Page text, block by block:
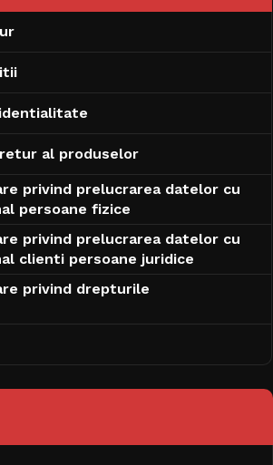
al produselor
privind prelucrarea datelor cu
persoane fizice
privind prelucrarea datelor cu
clienti persoane juridice
privind drepturile